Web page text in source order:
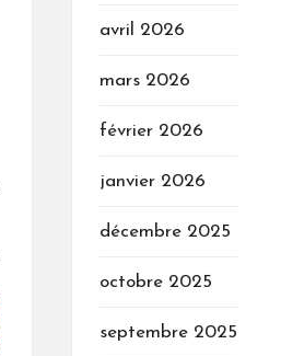
avril 2026
mars 2026
février 2026
janvier 2026
décembre 2025
octobre 2025
septembre 2025